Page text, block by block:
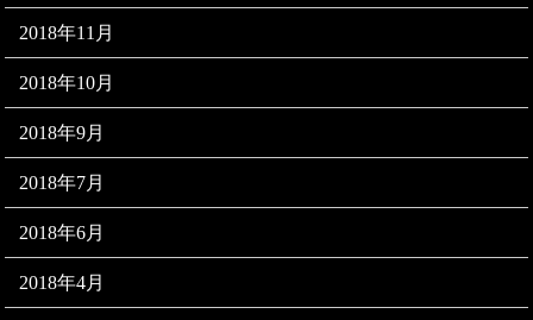
2018年11月
2018年10月
2018年9月
2018年7月
2018年6月
2018年4月